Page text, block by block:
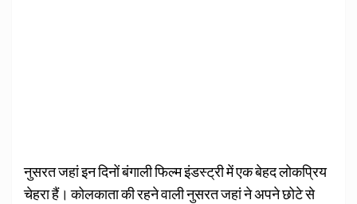
नुसरत जहां इन दिनों बंगाली फिल्‍म इंडस्‍ट्री में एक बेहद लोकप्रिय
चेहरा हैं। कोलकाता की रहने वाली नुसरत जहां ने अपने छोटे से